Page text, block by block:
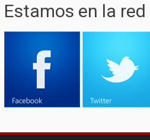
Estamos en la red